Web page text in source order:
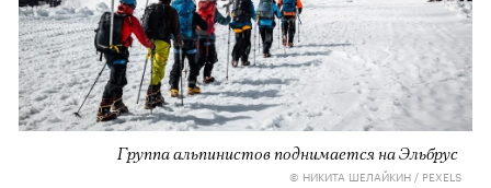
Группа альпинистов поднимается на Эльбрус
© НИКИТА ШЕЛАЙКИН / PEXELS